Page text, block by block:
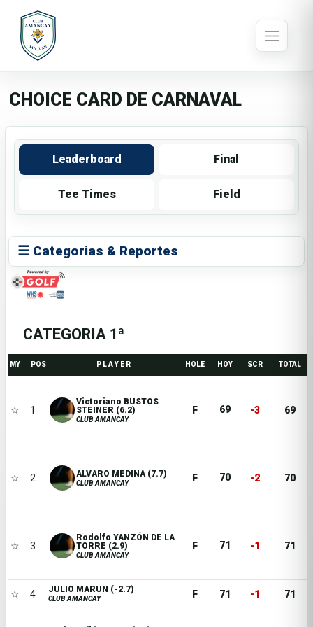
CHOICE CARD DE CARNAVAL
Leaderboard Final
Tee Times Field
☰ Categorias & Reportes
CATEGORIA 1ª
MY POS P L A Y E R HOLE HOY SCR TOTAL
☆ 1
Victoriano BUSTOS
STEINER (6.2)
CLUB AMANCAY
F 69 -3 69
☆ 2 ALVARO MEDINA (7.7)
CLUB AMANCAY F 70 -2 70
☆ 3
Rodolfo YANZÓN DE LA
TORRE (2.9)
CLUB AMANCAY
F 71 -1 71
☆ 4 JULIO MARUN (-2.7)
CLUB AMANCAY F 71 -1 71